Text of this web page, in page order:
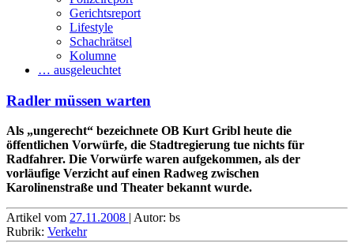
Gerichtsreport
Lifestyle
Schachrätsel
Kolumne
… ausgeleuchtet
Radler müssen warten
Als „ungerecht“ bezeichnete OB Kurt Gribl heute die
öffentlichen Vorwürfe, die Stadtregierung tue nichts für
Radfahrer. Die Vorwürfe waren aufgekommen, als der
vorläufige Verzicht auf einen Radweg zwischen
Karolinenstraße und Theater bekannt wurde.
Artikel vom 27.11.2008 | Autor: bs
Rubrik: Verkehr